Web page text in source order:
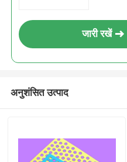
जारी रखें
अनुशंसित उत्पाद